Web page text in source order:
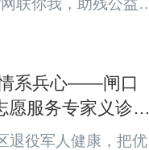
联你我，助残公益
事，用技术传递实用
助残障人士的良好社
面的“益心爱”自
系兵心——闸口
愿服务专家义诊
退役军人健康，把优